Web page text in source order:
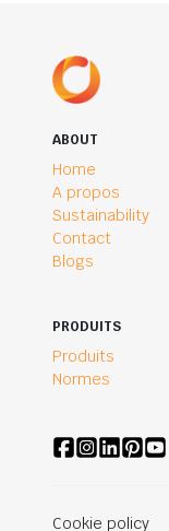
ABOUT
Home
A propos
Sustainability
Contact
Blogs
PRODUITS
Produits
Normes
Cookie policy